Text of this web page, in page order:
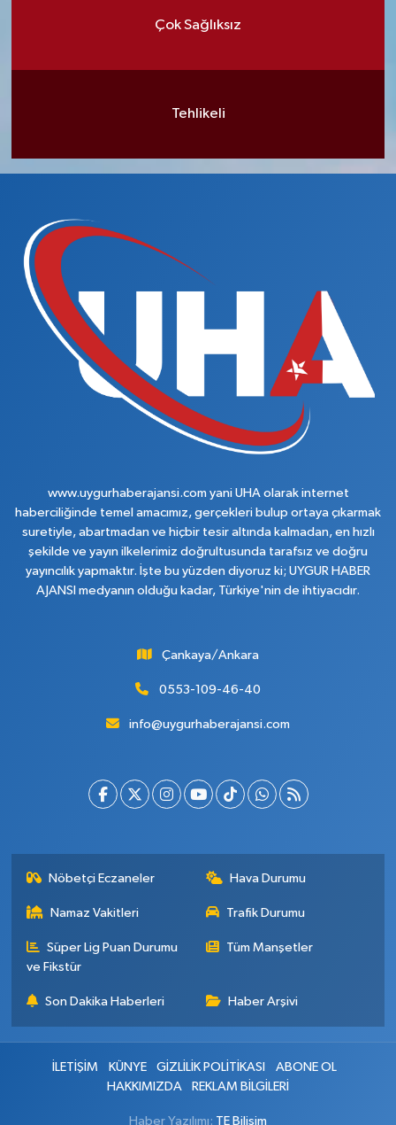
Çok Sağlıksız
Tehlikeli
www.uygurhaberajansi.com yani UHA olarak internet
haberciliğinde temel amacımız, gerçekleri bulup ortaya çıkarmak
suretiyle, abartmadan ve hiçbir tesir altında kalmadan, en hızlı
şekilde ve yayın ilkelerimiz doğrultusunda tarafsız ve doğru
yayıncılık yapmaktır. İşte bu yüzden diyoruz ki; UYGUR HABER
AJANSI medyanın olduğu kadar, Türkiye'nin de ihtiyacıdır.
Çankaya/Ankara
0553-109-46-40
info@uygurhaberajansi.com
Nöbetçi Eczaneler Hava Durumu
Namaz Vakitleri Trafik Durumu
Süper Lig Puan Durumu
ve Fikstür
Tüm Manşetler
Son Dakika Haberleri Haber Arşivi
İLETİŞİM KÜNYE GİZLİLİK POLİTİKASI
ABONE OL
HAKKIMIZDA
REKLAM BİLGİLERİ
Haber Yazılımı: TE Bilişim